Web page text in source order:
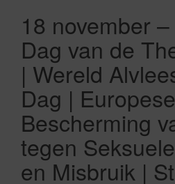
18 november
Dag van de
| Wereld
Dag |
Bescherming
tegen
en Misbruik |